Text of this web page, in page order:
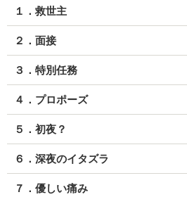
１．救世主
２．面接
３．特別任務
４．プロポーズ
５．初夜？
６．深夜のイタズラ
７．優しい痛み